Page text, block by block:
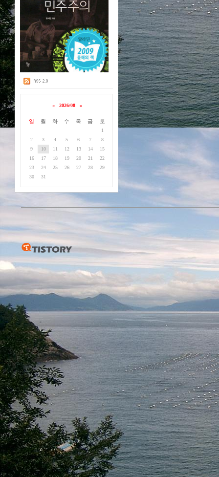
« 2026/08 »
일 월 화 수 목 금 토
1
2
3 4 5 6 7
8
9
10 11 12 13 14
15
16
17 18 19 20 21
22
23
24 25 26 27 28
29
30
31